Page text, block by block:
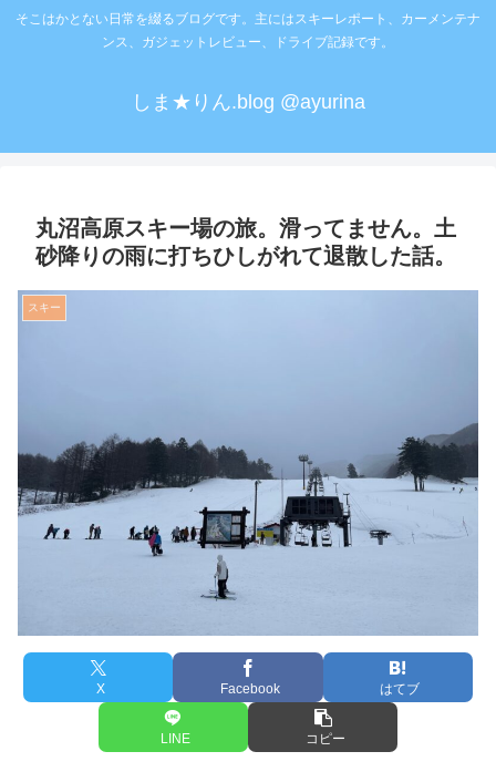
そこはかとない日常を綴るブログです。主にはスキーレポート、カーメンテナ
ンス、ガジェットレビュー、ドライブ記録です。
しま★りん.blog @ayurina
丸沼高原スキー場の旅。滑ってません。土
砂降りの雨に打ちひしがれて退散した話。
スキー
X Facebook はてブ
LINE コピー